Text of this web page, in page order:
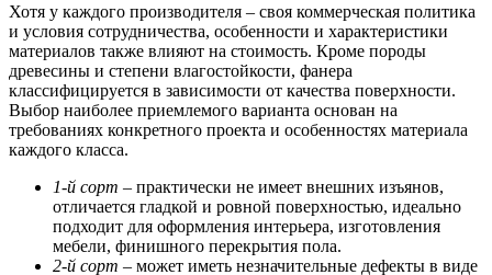
Хотя у каждого производителя – своя коммерческая политика
и условия сотрудничества, особенности и характеристики
материалов также влияют на стоимость. Кроме породы
древесины и степени влагостойкости, фанера
классифицируется в зависимости от качества поверхности.
Выбор наиболее приемлемого варианта основан на
требованиях конкретного проекта и особенностях материала
каждого класса.
1-й сорт – практически не имеет внешних изъянов,
отличается гладкой и ровной поверхностью, идеально
подходит для оформления интерьера, изготовления
мебели, финишного перекрытия пола.
2-й сорт – может иметь незначительные дефекты в виде